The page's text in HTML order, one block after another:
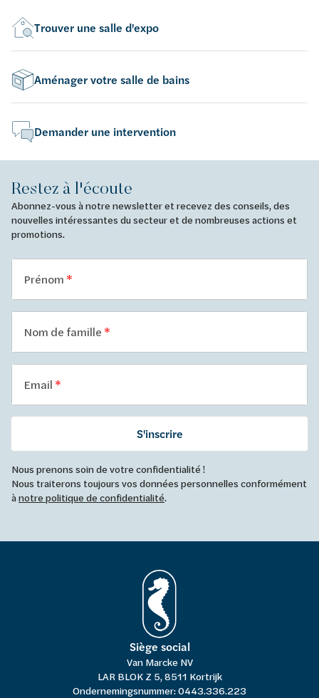
Trouver une salle d'expo
Aménager votre salle de bains
Demander une intervention
Restez à l'écoute
Abonnez-vous à notre newsletter et recevez des conseils, des
nouvelles intéressantes du secteur et de nombreuses actions et
promotions.
Prénom
Nom de famille
Email
S'inscrire
Nous prenons soin de votre confidentialité !
Nous traiterons toujours vos données personnelles conformément
ànotre politique de confidentialité.
Siège social
Van Marcke NV
LAR BLOK Z 5, 8511 Kortrijk
Ondernemingsnummer: 0443.336.223